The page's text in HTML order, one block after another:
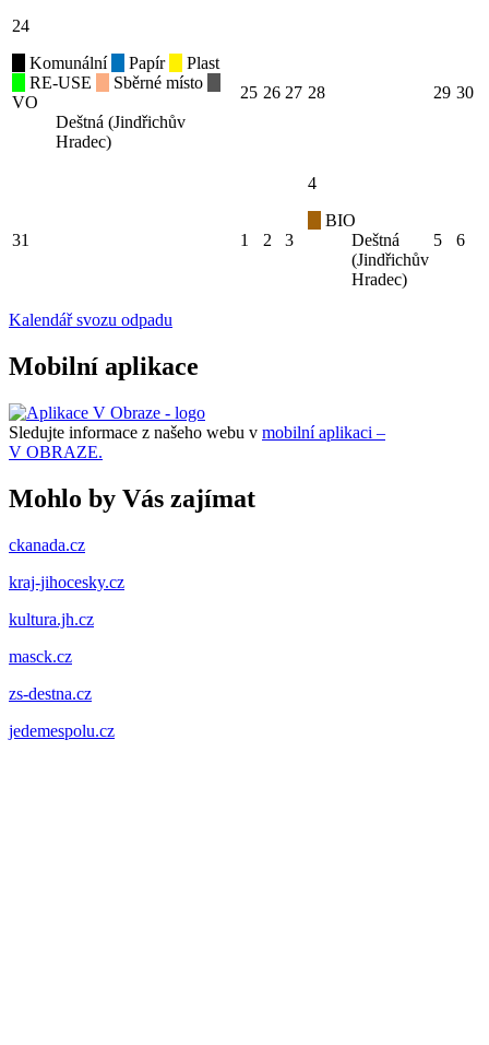
24
Komunální
Papír
Plast
RE-USE
Sběrné místo
VO
Deštná (Jindřichův
Hradec)
25 26 27 28 29 30
31 1 2 3
4
BIO
Deštná
(Jindřichův
Hradec)
5 6
Kalendář svozu odpadu
Mobilní aplikace
Sledujte informace z našeho webu v mobilní aplikaci –
V OBRAZE.
Mohlo by Vás zajímat
ckanada.cz
kraj-jihocesky.cz
kultura.jh.cz
masck.cz
zs-destna.cz
jedemespolu.cz